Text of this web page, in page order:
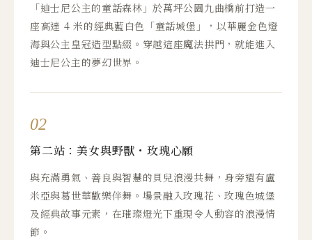
「迪士尼公主的童話森林」於萬坪公園九曲橋前打造一
座高達 4 米的經典藍白色「童話城堡」，以華麗金色燈
海與公主皇冠造型點綴。穿越這座魔法拱門，就能進入
迪士尼公主的夢幻世界。
02
第二站：美女與野獸・玫瑰心願
與充滿勇氣、善良與智慧的貝兒浪漫共舞，身旁還有盧
米亞與葛世華歡樂伴舞。場景融入玫瑰花、玫瑰色城堡
及經典故事元素，在璀璨燈光下重現令人動容的浪漫情
節。